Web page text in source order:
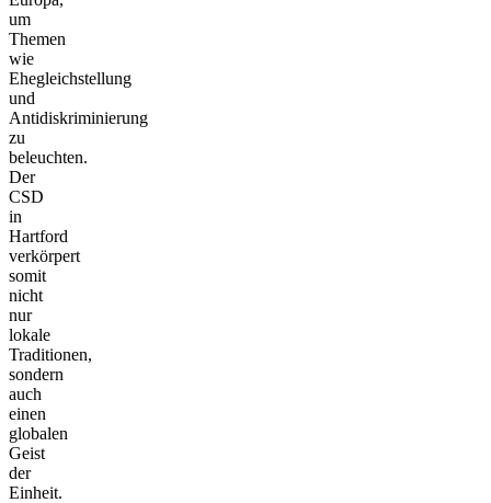
um
Themen
wie
Ehegleichstellung
und
Antidiskriminierung
zu
beleuchten.
Der
CSD
in
Hartford
verkörpert
somit
nicht
nur
lokale
Traditionen,
sondern
auch
einen
globalen
Geist
der
Einheit.